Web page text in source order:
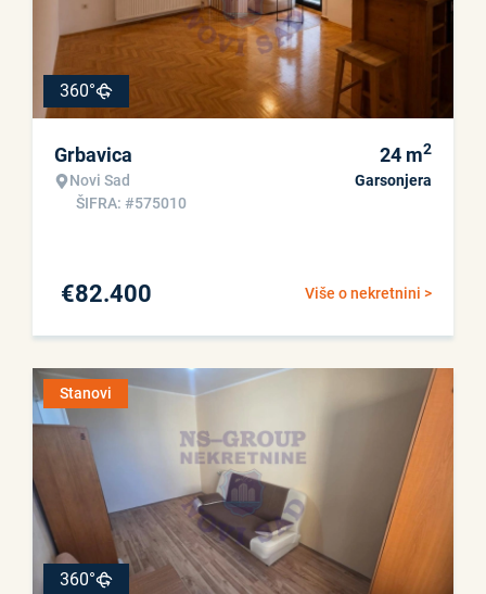
360°
Grbavica
Novi Sad
ŠIFRA: #575010
24 m2
Garsonjera
Više o nekretnini >
€82.400
Stanovi
360°